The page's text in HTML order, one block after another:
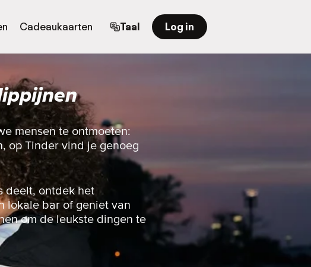
Cadeaukaarten Taal Log in
mensen te ontmoeten:
op Tinder vind je genoeg
deelt, ontdek het
lokale bar of geniet van
om de leukste dingen te